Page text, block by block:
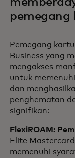
pemegang
Pemegang
Business yang
mengakses
untuk
dan
penghematan
signifikan:
FlexiROAM: Pem
Elite
memenuhi